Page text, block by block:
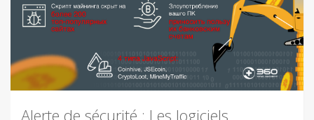
Alerte de sécurité : Les logiciels